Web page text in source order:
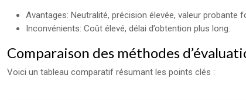
Avantages: Neutralité, précision élevée, valeur probante
Inconvénients: Coût élevé, délai d’obtention plus long.
Comparaison des méthodes
Voici un tableau comparatif résumant les points clés :